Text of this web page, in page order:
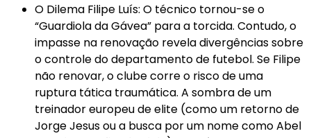
O Dilema Filipe Luís: O técnico tornou-se o
“Guardiola da Gávea” para a torcida. Contudo, o
impasse na renovação revela divergências sobre
o controle do departamento de futebol. Se Filipe
não renovar, o clube corre o risco de uma
ruptura tática traumática. A sombra de um
treinador europeu de elite (como um retorno de
Jorge Jesus ou a busca por um nome como Abel